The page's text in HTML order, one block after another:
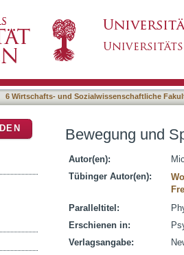
6 Wirtschafts- und Sozialwissenschaftliche
Bewegung und
Autor(en):
Tübinger Autor(en):
Paralleltitel:
Erschienen in:
Verlagsangabe: